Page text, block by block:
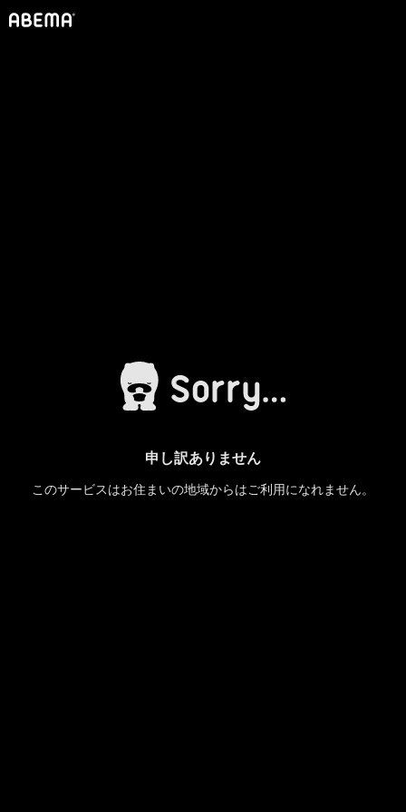
申し訳ありません
このサービスはお住まいの地域からはご利用になれません。